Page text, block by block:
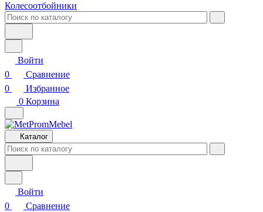
Колесоотбойники
Войти
0
Сравнение
0
Избранное
0 Корзина
Каталог
Войти
0
Сравнение